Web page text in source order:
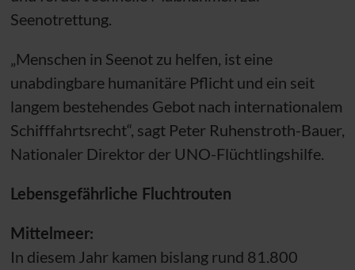
Seenotrettung.
„Menschen in Seenot zu helfen, ist eine
unabdingbare humanitäre Pflicht und ein seit
langem bestehendes Gebot nach internationalem
Schifffahrtsrecht“, sagt Peter Ruhenstroth-Bauer,
Nationaler Direktor der UNO-Flüchtlingshilfe.
Lebensgefährliche Fluchtrouten
Mittelmeer:
In diesem Jahr kamen bislang rund 81.800